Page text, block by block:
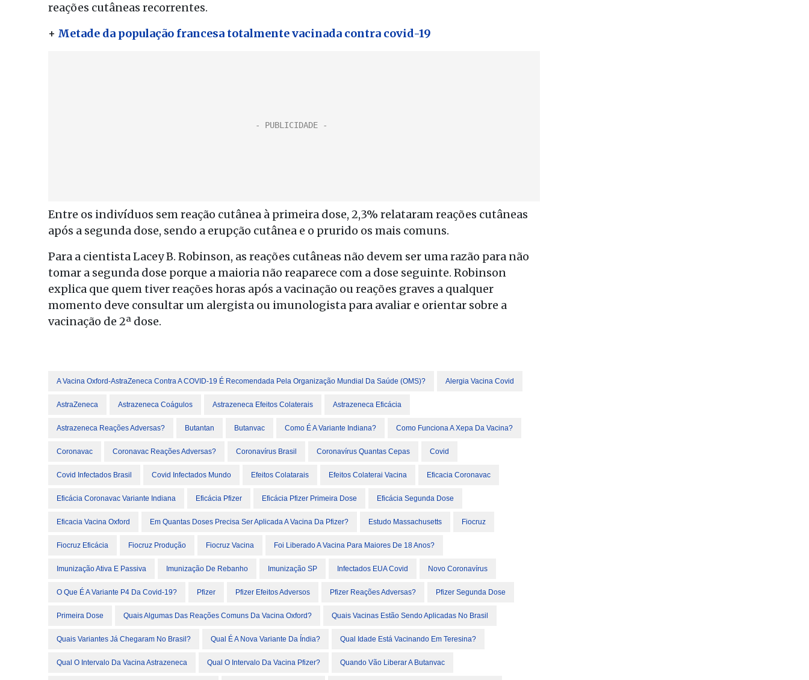
reações cutâneas recorrentes.
+ Metade da população francesa totalmente vacinada contra covid-19
Entre os indivíduos sem reação cutânea à primeira dose, 2,3% relataram reações cutâneas
após a segunda dose, sendo a erupção cutânea e o prurido os mais comuns.
Para a cientista Lacey B. Robinson, as reações cutâneas não devem ser uma razão para não
tomar a segunda dose porque a maioria não reaparece com a dose seguinte. Robinson
explica que quem tiver reações horas após a vacinação ou reações graves a qualquer
momento deve consultar um alergista ou imunologista para avaliar e orientar sobre a
vacinação de 2ª dose.
A Vacina Oxford-AstraZeneca Contra A COVID-19 É Recomendada Pela Organização Mundial Da Saúde (OMS)? Alergia Vacina Covid
AstraZeneca Astrazeneca Coágulos Astrazeneca Efeitos Colaterais Astrazeneca Eficácia
Astrazeneca Reações Adversas? Butantan Butanvac Como É A Variante Indiana? Como Funciona A Xepa Da Vacina?
Coronavac Coronavac Reações Adversas? Coronavírus Brasil Coronavírus Quantas Cepas Covid
Covid Infectados Brasil Covid Infectados Mundo Efeitos Colatarais Efeitos Colaterai Vacina Eficacia Coronavac
Eficácia Coronavac Variante Indiana Eficácia Pfizer Eficácia Pfizer Primeira Dose Eficácia Segunda Dose
Eficacia Vacina Oxford Em Quantas Doses Precisa Ser Aplicada A Vacina Da Pfizer? Estudo Massachusetts Fiocruz
Fiocruz Eficácia Fiocruz Produção Fiocruz Vacina Foi Liberado A Vacina Para Maiores De 18 Anos?
Imunização Ativa E Passiva Imunização De Rebanho Imunização SP Infectados EUA Covid Novo Coronavírus
O Que É A Variante P4 Da Covid-19? Pfizer Pfizer Efeitos Adversos Pfizer Reações Adversas? Pfizer Segunda Dose
Primeira Dose Quais Algumas Das Reações Comuns Da Vacina Oxford? Quais Vacinas Estão Sendo Aplicadas No Brasil
Quais Variantes Já Chegaram No Brasil? Qual É A Nova Variante Da Índia? Qual Idade Está Vacinando Em Teresina?
Qual O Intervalo Da Vacina Astrazeneca Qual O Intervalo Da Vacina Pfizer? Quando Vão Liberar A Butanvac